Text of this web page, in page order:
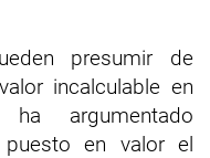
presumir de
incalculable en
argumentado
en valor el